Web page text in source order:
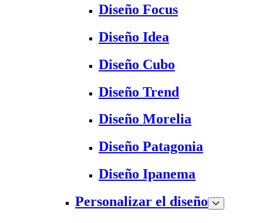
Diseño Focus
Diseño Idea
Diseño Cubo
Diseño Trend
Diseño Morelia
Diseño Patagonia
Diseño Ipanema
Personalizar el diseño